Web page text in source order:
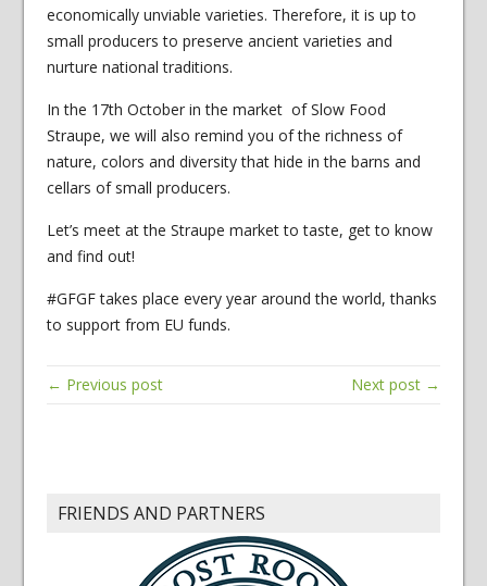
economically unviable varieties. Therefore, it is up to
small producers to preserve ancient varieties and
nurture national traditions.
In the 17th October in the market of Slow Food
Straupe, we will also remind you of the richness of
nature, colors and diversity that hide in the barns and
cellars of small producers.
Let’s meet at the Straupe market to taste, get to know
and find out!
#GFGF takes place every year around the world, thanks
to support from EU funds.
← Previous post Next post →
FRIENDS AND PARTNERS